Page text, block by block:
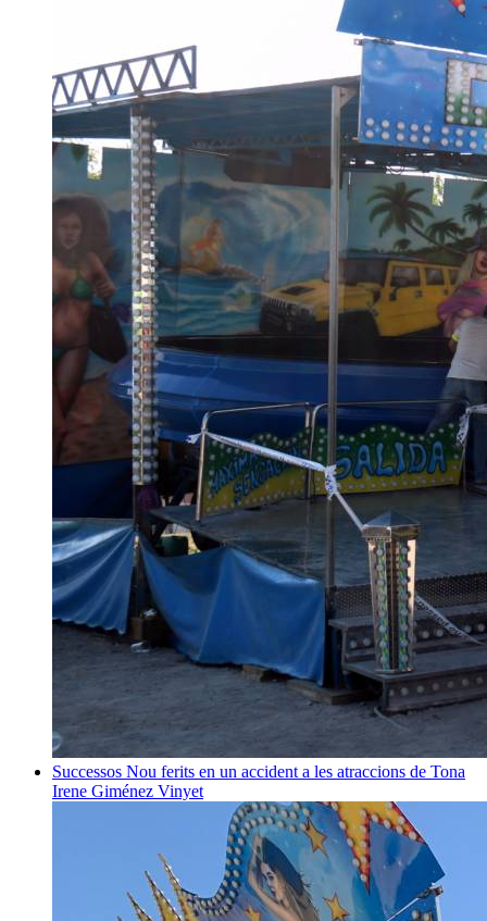
Successos Nou ferits en un accident a les atraccions de Tona
Irene Giménez Vinyet